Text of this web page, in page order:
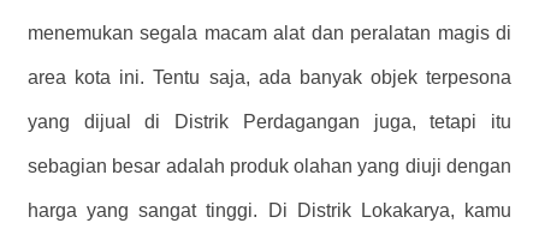
menemukan segala macam alat dan peralatan magis di
area kota ini. Tentu saja, ada banyak objek terpesona
yang dijual di Distrik Perdagangan juga, tetapi itu
sebagian besar adalah produk olahan yang diuji dengan
harga yang sangat tinggi. Di Distrik Lokakarya, kamu